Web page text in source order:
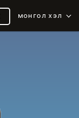
монгол хэл